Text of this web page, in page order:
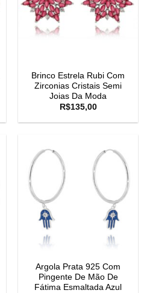
Brinco Estrela Rubi Com
Zirconias Cristais Semi
Joias Da Moda
R$135,00
Argola Prata 925 Com
Pingente De Mão De
Fátima Esmaltada Azul